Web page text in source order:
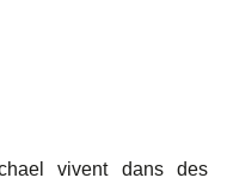
vivent dans des